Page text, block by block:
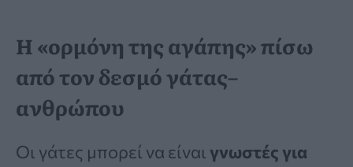
Η «ορμόνη της αγάπης» πίσω
από τον δεσμό γάτας–
ανθρώπου
Οι γάτες μπορεί να είναι γνωστές για